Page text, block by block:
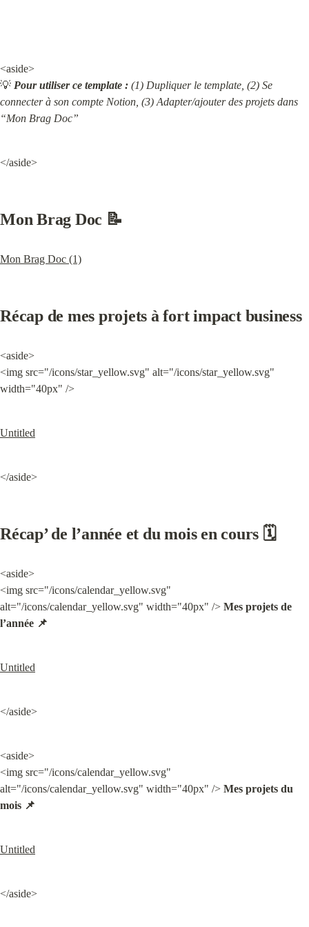
<aside>
💡 Pour utiliser ce template : (1) Dupliquer le template, (2) Se
connecter à son compte Notion, (3) Adapter/ajouter des projets dans
“Mon Brag Doc”
</aside>
Mon Brag Doc 📝
Mon Brag Doc (1)
Récap de mes projets à fort impact business
<aside>
<img src="/icons/star_yellow.svg" alt="/icons/star_yellow.svg"
width="40px" />
Untitled
</aside>
Récap’ de l’année et du mois en cours 🗓️
<aside>
<img src="/icons/calendar_yellow.svg"
alt="/icons/calendar_yellow.svg" width="40px" /> Mes projets de
l’année 📌
Untitled
</aside>
<aside>
<img src="/icons/calendar_yellow.svg"
alt="/icons/calendar_yellow.svg" width="40px" /> Mes projets du
mois 📌
Untitled
</aside>